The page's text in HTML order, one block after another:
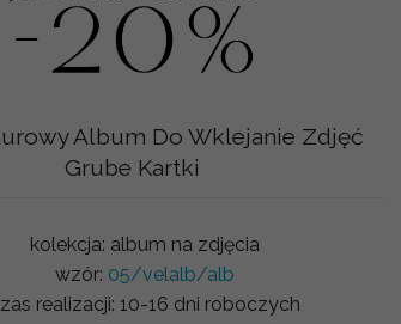
Album Do Wklejanie Zdjęć
Grube Kartki
kolekcja: album na zdjęcia
wzór: 05/velalb/alb
realizacji: 10-16 dni roboczych